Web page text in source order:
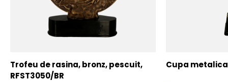
Trofeu de rasina, bronz, pescuit,
RFST3050/BR
Cupa